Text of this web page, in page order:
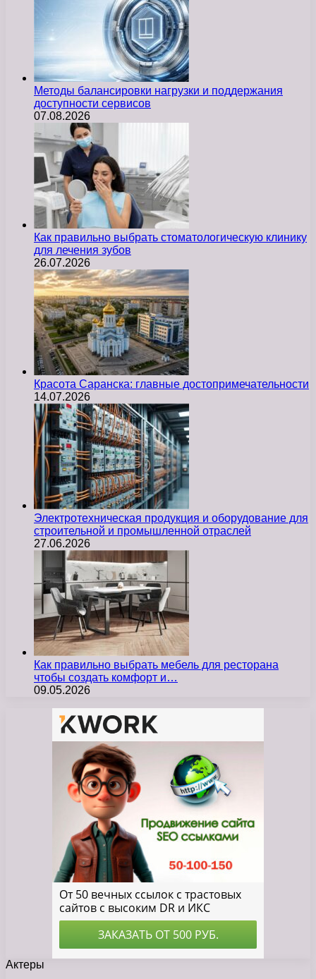
Методы балансировки нагрузки и поддержания
доступности сервисов
07.08.2026
Как правильно выбрать стоматологическую клинику
для лечения зубов
26.07.2026
Красота Саранска: главные достопримечательности
14.07.2026
Электротехническая продукция и оборудование для
строительной и промышленной отраслей
27.06.2026
Как правильно выбрать мебель для ресторана
чтобы создать комфорт и…
09.05.2026
Актеры